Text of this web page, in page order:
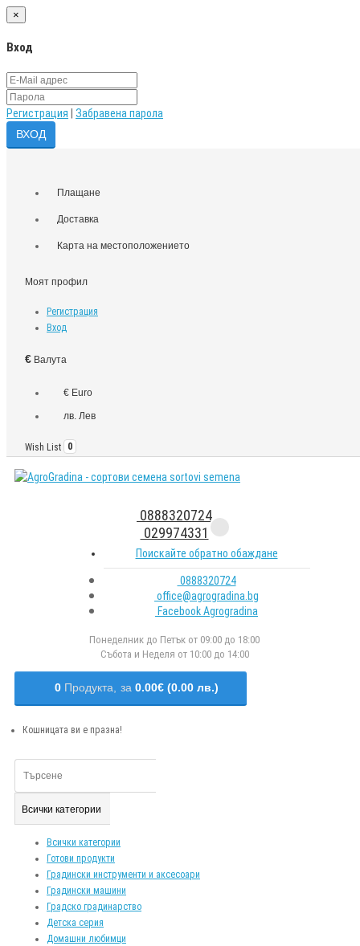
×
Вход
Регистрация Забравена парола
Плащане
Доставка
Карта на местоположението
Моят профил
Регистрация
Вход
€ Валута
€ Euro
лв. Лев
Wish List 0
0888320724
029974331
Поискайте обратно обаждане
0888320724
office@agrogradina.bg
Facebook Agrogradina
Понеделник до Петък от 09:00 до 18:00
Събота и Неделя от 10:00 до 14:00
0 Продукта, за 0.00€ (0.00 лв.)
Кошницата ви е празна!
Всички категории
Всички категории
Готови продукти
Градински инструменти и аксесоари
Градински машини
Градско градинарство
Детска серия
Домашни любимци